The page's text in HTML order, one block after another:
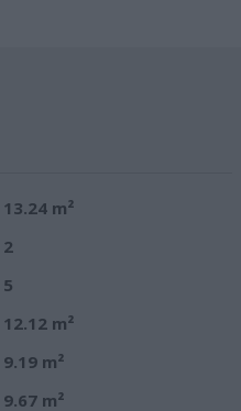
13.24 m²
2
5
12.12 m²
9.19 m²
9.67 m²